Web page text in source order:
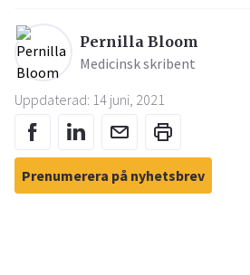
Pernilla Bloom
Medicinsk skribent
Uppdaterad: 14 juni, 2021
Prenumerera på nyhetsbrev